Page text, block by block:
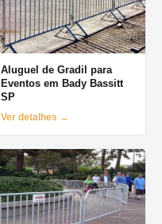
Aluguel de Gradil para
Eventos em Bady Bassitt
SP
Ver detalhes →